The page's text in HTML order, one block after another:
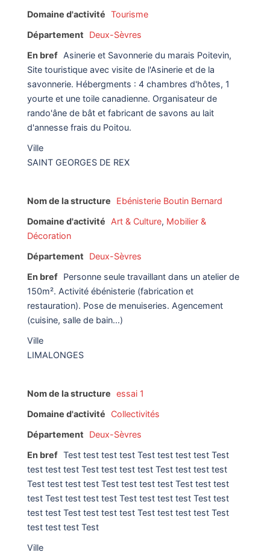
Domaine d'activité Tourisme
Département
Deux-Sèvres
En bref Asinerie et Savonnerie du marais Poitevin,
Site touristique avec visite de l'Asinerie et de la
savonnerie. Hébergments : 4 chambres d'hôtes, 1
yourte et une toile canadienne. Organisateur de
rando'âne de bât et fabricant de savons au lait
d'annesse frais du Poitou.
Ville
SAINT GEORGES DE REX
Nom de la structure
Ebénisterie Boutin Bernard
Domaine d'activité
Art & Culture, Mobilier &
Décoration
Département
Deux-Sèvres
En bref Personne seule travaillant dans un atelier de
150m². Activité ébénisterie (fabrication et
restauration). Pose de menuiseries. Agencement
(cuisine, salle de bain...)
Ville
LIMALONGES
Nom de la structure essai 1
Domaine d'activité
Collectivités
Département
Deux-Sèvres
En bref Test test test test Test test test test Test
test test test Test test test test Test test test test
Test test test test Test test test test Test test test
test Test test test test Test test test test Test test
test test Test test test test Test test test test Test
test test test Test
Ville